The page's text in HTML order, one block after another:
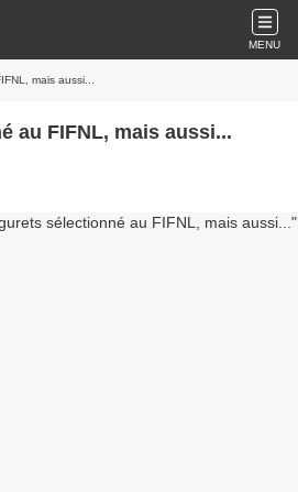
MENU
mais aussi...
au FIFNL, mais aussi...